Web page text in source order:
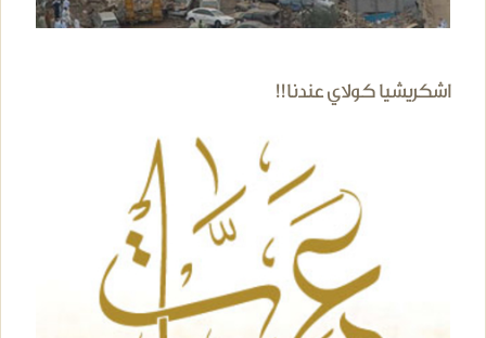
اشكريشيا كولاي عندنا!!